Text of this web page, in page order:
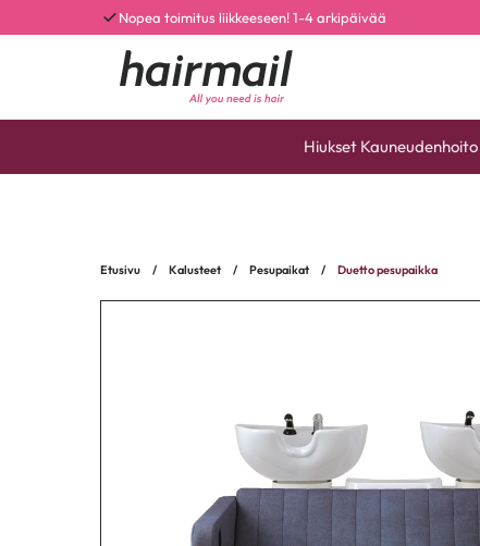
Nopea toimitus liikkeeseen! 1-4 arkipäivää
Hiukset Kauneudenhoito
Etusivu / Kalusteet / Pesupaikat / Duetto pesupaikka